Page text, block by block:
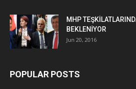
MHP
BEKLENİYOR
Jun 20, 2016
POPULAR POSTS